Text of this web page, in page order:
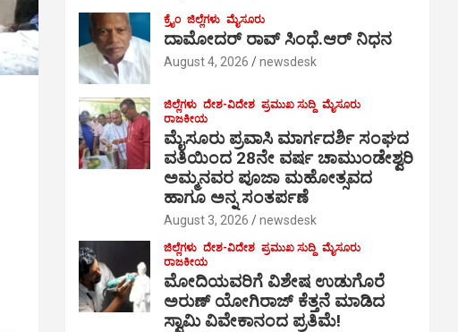
ಕ್ರೈಂ ಜಿಲ್ಲೆಗಳು ಮೈಸೂರು
ದಾಮೋದರ್ ರಾವ್ ಸಿಂಧೆ.ಆರ್ ನಿಧನ
August 4, 2026 newsdesk
ಜಿಲ್ಲೆಗಳು ದೇಶ-ವಿದೇಶ ಪ್ರಮುಖ ಸುದ್ದಿ ಮೈಸೂರು
ರಾಜಕೀಯ
ಮೈಸೂರು ಪ್ರವಾಸಿ ಮಾರ್ಗದರ್ಶಿ ಸಂಘದ
ವತಿಯಿಂದ 28ನೇ ವರ್ಷ ಚಾಮುಂಡೇಶ್ವರಿ
ಅಮ್ಮನವರ ಪೂಜಾ ಮಹೋತ್ಸವದ
ಹಾಗೂ ಅನ್ನ ಸಂತರ್ಪಣೆ
August 3, 2026 newsdesk
ಜಿಲ್ಲೆಗಳು ದೇಶ-ವಿದೇಶ ಪ್ರಮುಖ ಸುದ್ದಿ ಮೈಸೂರು
ರಾಜಕೀಯ
ಮೋದಿಯವರಿಗೆ ವಿಶೇಷ ಉಡುಗೊರೆ
ಅರುಣ್ ಯೋಗಿರಾಜ್ ಕೆತ್ತನೆ ಮಾಡಿದ
ಸ್ವಾಮಿ ವಿವೇಕಾನಂದ ಪ್ರತಿಮೆ!